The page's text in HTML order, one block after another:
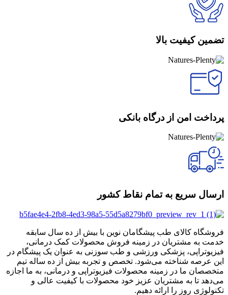
تضمین کیفیت بالا
پرداخت امن از درگاه بانکی
ارسال سریع به تمام نقاط کشور
فروشگاه کالای طب پیشگامان نوین با بیش از ده سال سابقه
خدمت به مشتریان در زمینه فروش محصولات کمک درمانی،
فیزیوتراپی، پزشکی ورزشی و طب سوزنی به عنوان یک پیشگام در
این عرصه شناخته می‌شود. تخصص و تجربه بیش از ده ساله تیم
متخصصان ما در زمینه محصولات فیزیوتراپی و درمانی، به ما اجازه
می‌دهد تا به مشتریان عزیز خود محصولات با کیفیت عالی و
تکنولوژی روز را ارائه دهیم.